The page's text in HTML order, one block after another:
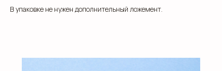
В упаковке не нужен дополнительный ложемент.